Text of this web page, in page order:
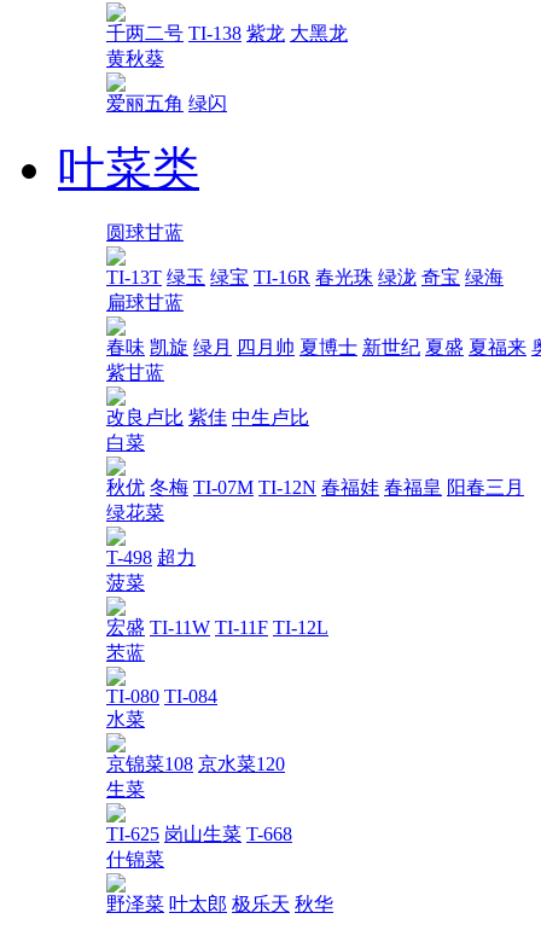
千两二号 TI-138 紫龙 大黑龙
黄秋葵
爱丽五角 绿闪
叶菜类
圆球甘蓝
TI-13T 绿玉 绿宝 TI-16R 春光珠 绿泷 奇宝 绿海
扁球甘蓝
春味 凯旋 绿月 四月帅 夏博士 新世纪 夏盛 夏福来
紫甘蓝
改良卢比 紫佳 中生卢比
白菜
秋优 冬梅 TI-07M TI-12N 春福娃 春福皇 阳春三月
绿花菜
T-498 超力
菠菜
宏盛 TI-11W TI-11F TI-12L
苤蓝
TI-080 TI-084
水菜
京锦菜108 京水菜120
生菜
TI-625 岗山生菜 T-668
什锦菜
野泽菜 叶太郎 极乐天 秋华